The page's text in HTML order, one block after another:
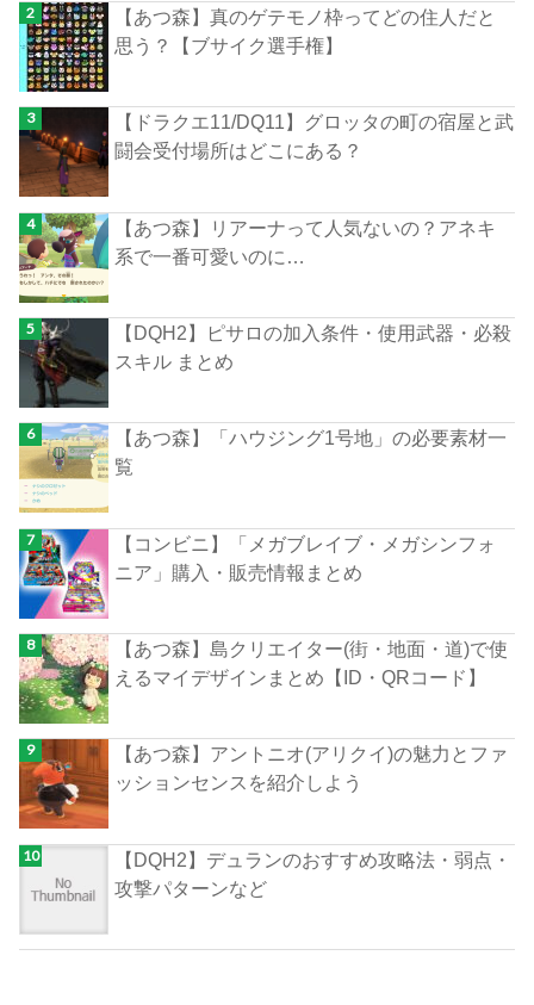
【あつ森】真のゲテモノ枠ってどの住人だと
思う？【ブサイク選手権】
【ドラクエ11/DQ11】グロッタの町の宿屋と武
闘会受付場所はどこにある？
【あつ森】リアーナって人気ないの？アネキ
系で一番可愛いのに…
【DQH2】ピサロの加入条件・使用武器・必殺
スキル まとめ
【あつ森】「ハウジング1号地」の必要素材一
覧
【コンビニ】「メガブレイブ・メガシンフォ
ニア」購入・販売情報まとめ
【あつ森】島クリエイター(街・地面・道)で使
えるマイデザインまとめ【ID・QRコード】
【あつ森】アントニオ(アリクイ)の魅力とファ
ッションセンスを紹介しよう
【DQH2】デュランのおすすめ攻略法・弱点・
攻撃パターンなど